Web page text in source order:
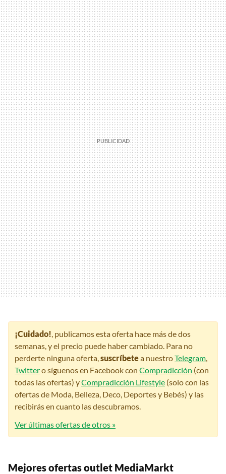
¡Cuidado!, publicamos esta oferta hace más de dos
semanas, y el precio puede haber cambiado. Para no
perderte ninguna oferta,suscríbetea nuestroTelegram,
Twittero síguenos en Facebook con Compradicción (con
todas las ofertas) yCompradicción Lifestyle (solo con las
ofertas de Moda, Belleza, Deco, Deportes y Bebés) y las
recibirás en cuanto las descubramos.
Ver últimas ofertas de otros »
Mejores ofertas outlet MediaMarkt